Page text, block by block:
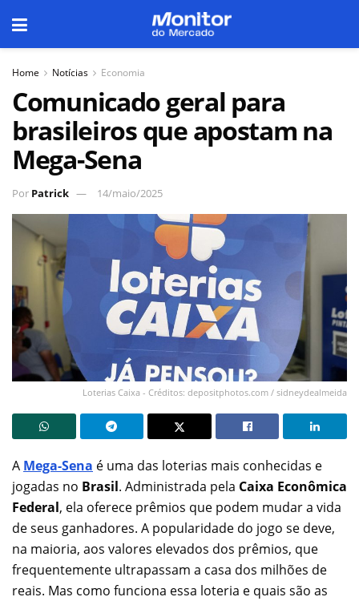
Home Notícias Economia
Comunicado geral para
brasileiros que apostam na
Mega-Sena
Por Patrick 14/maio/2025
Loterias Caixa - Créditos: depositphotos.com / sidneydealmeida
A Mega-Sena é uma das loterias mais conhecidas e
jogadas no Brasil. Administrada pela Caixa Econômica
Federal, ela oferece prêmios que podem mudar a vida
de seus ganhadores. A popularidade do jogo se deve,
na maioria, aos valores elevados dos prêmios, que
frequentemente ultrapassam a casa dos milhões de
reais. Mas como funciona essa loteria e quais são as